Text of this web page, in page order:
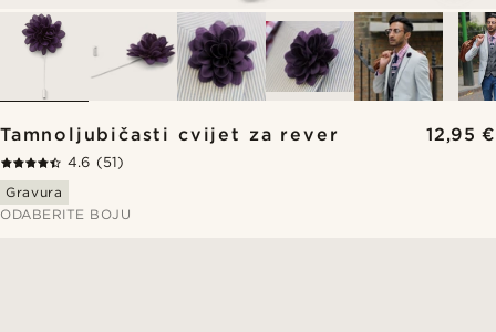
Tamnoljubičasti cvijet za rever 12,95 €
4.6 (51)
Gravura
ODABERITE BOJU